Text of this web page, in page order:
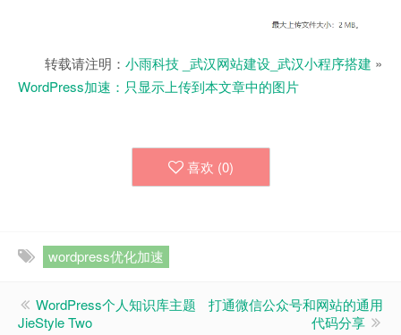
转载请注明： 小雨科技 _武汉网站建设_武汉小程序搭建 »
WordPress加速：只显示上传到本文章中的图片
喜欢 (0)
wordpress优化加速
WordPress个人知识库主题
JieStyle Two
打通微信公众号和网站的通用
代码分享